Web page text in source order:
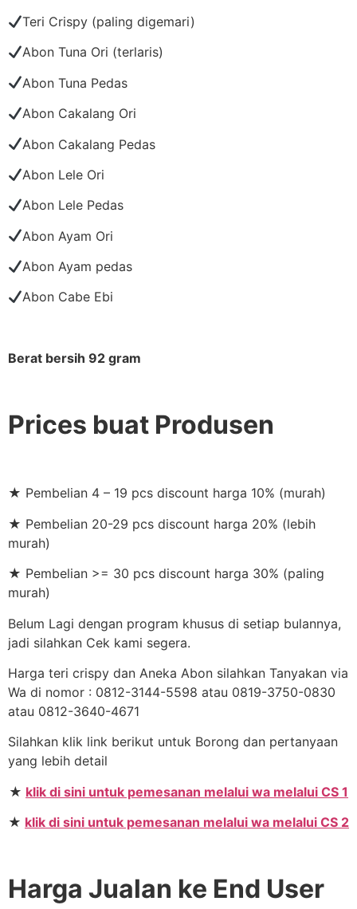
Teri Crispy (paling digemari)
Abon Tuna Ori (terlaris)
Abon Tuna Pedas
Abon Cakalang Ori
Abon Cakalang Pedas
Abon Lele Ori
Abon Lele Pedas
Abon Ayam Ori
Abon Ayam pedas
Abon Cabe Ebi
Berat bersih 92 gram
Prices buat Produsen
★ Pembelian 4 – 19 pcs discount harga 10% (murah)
★ Pembelian 20-29 pcs discount harga 20% (lebih
murah)
★ Pembelian >= 30 pcs discount harga 30% (paling
murah)
Belum Lagi dengan program khusus di setiap bulannya,
jadi silahkan Cek kami segera.
Harga teri crispy dan Aneka Abon silahkan Tanyakan via
Wa di nomor : 0812-3144-5598 atau 0819-3750-0830
atau 0812-3640-4671
Silahkan klik link berikut untuk Borong dan pertanyaan
yang lebih detail
★ klik di sini untuk pemesanan melalui wa melalui CS 1
★ klik di sini untuk pemesanan melalui wa melalui CS 2
Harga Jualan ke End User